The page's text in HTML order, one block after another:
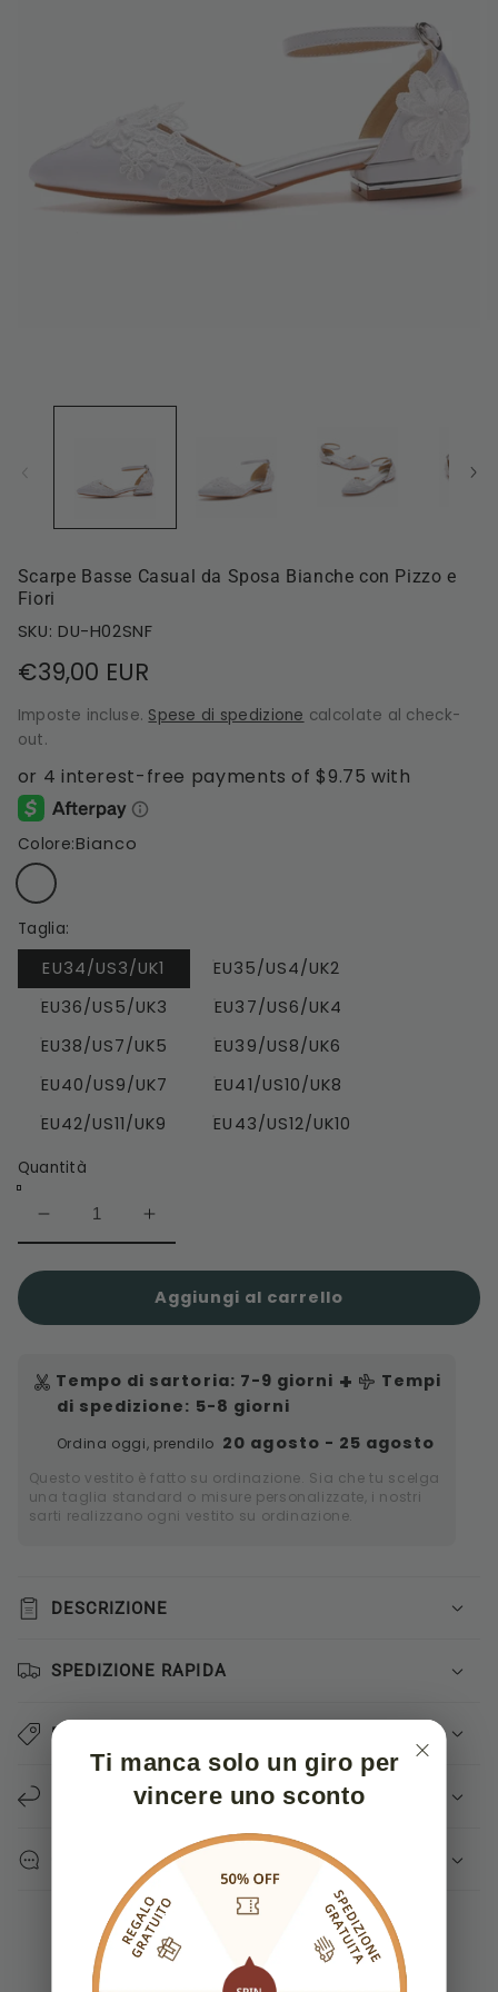
Ti manca solo un giro per
vincere uno sconto
Scarpe Basse Casual da Sposa Bianche con Pizzo e
Fiori
SKU: DU-H02SNF
Prezzo
di
listino
€39,00 EUR
Imposte incluse. Spese di spedizione calcolate al check-
out.
Colore:Bianco
Taglia:
EU34/US3/UK1
EU35/US4/UK2
EU36/US5/UK3
EU37/US6/UK4
EU38/US7/UK5
EU39/US8/UK6
EU40/US9/UK7
EU41/US10/UK8
EU42/US11/UK9
EU43/US12/UK10
Quantità
Diminuisci
quantità
Scarpe
da
con
Pizzo
Fiori
Aumenta
quantità
Scarpe
Basse
Casual
da
con
Pizzo
e
Aggiungi al carrello
Tempo di sartoria: 7-9 giorni +
Tempi
di spedizione: 5-8 giorni
Ordina oggi, prendilo 20 agosto - 25 agosto
Questo vestito è fatto su ordinazione. Sia che tu scelga
una taglia standard o misure personalizzate, i nostri
sarti realizzano ogni vestito su ordinazione.
DESCRIZIONE
SPEDIZIONE RAPIDA
PAGAMENTO SICURO
NORMATIVA RESI
CONTATTACI
Recensioni Clienti